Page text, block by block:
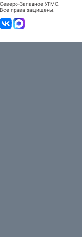
Северо-Западное УГМС.
Все права защищены.